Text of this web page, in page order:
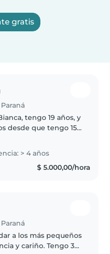
gratis
tengo 19 años, y
desde que tengo 15
experiencia
niños de diferentes
responsable,
> 4 años
$ 5.000,00/hora
a los más pequeños
y cariño. Tengo 3